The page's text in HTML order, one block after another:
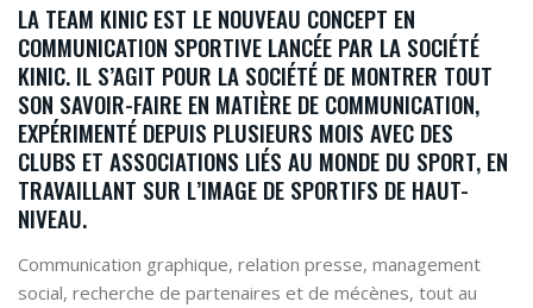
LA TEAM KINIC EST LE NOUVEAU CONCEPT EN
COMMUNICATION SPORTIVE LANCÉE PAR LA SOCIÉTÉ
KINIC. IL S’AGIT POUR LA SOCIÉTÉ DE MONTRER TOUT
SON SAVOIR-FAIRE EN MATIÈRE DE COMMUNICATION,
EXPÉRIMENTÉ DEPUIS PLUSIEURS MOIS AVEC DES
CLUBS ET ASSOCIATIONS LIÉS AU MONDE DU SPORT, EN
TRAVAILLANT SUR L’IMAGE DE SPORTIFS DE HAUT-
NIVEAU.
Communication graphique, relation presse, management
social, recherche de partenaires et de mécènes, tout au